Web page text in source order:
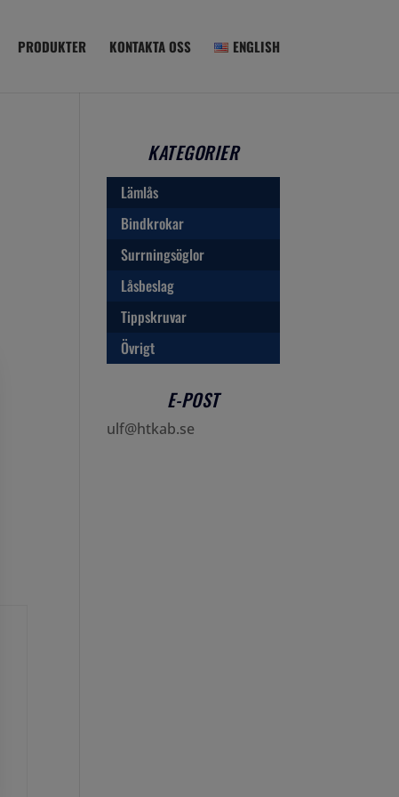
PRODUKTER KONTAKTA OSS ENGLISH
KATEGORIER
Lämlås
Bindkrokar
Surrningsöglor
Låsbeslag
Tippskruvar
Övrigt
E-POST
ulf@htkab.se